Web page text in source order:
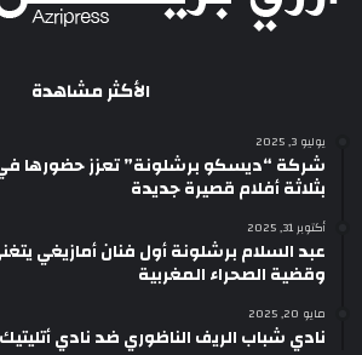
الأكثر مشاهدة
يوليو 3, 2025
شركة “ديسكو برشلونة” تعزز حضورها في
بثلاثة أفلام قصيرة جديدة
أكتوبر 31, 2025
عبد السلام برشلونة أول فنان أمازيغي
وقضية الصحراء المغربية
مايو 20, 2025
نادي شباب الريف الناظوري ضد نادي